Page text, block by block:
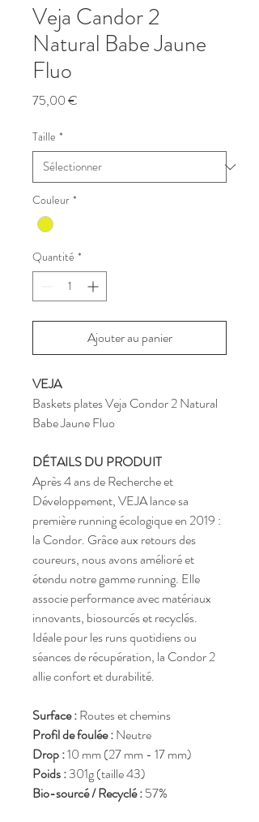
Veja Candor 2
Natural Babe Jaune
Fluo
75,00 €
Taille *
Couleur *
Quantité *
Ajouter au panier
VEJA
Baskets plates Veja Condor 2 Natural
Babe Jaune Fluo
DÉTAILS DU PRODUIT
Après 4 ans de Recherche et
Développement, VEJA lance sa
première running écologique en 2019 :
la Condor. Grâce aux retours des
coureurs, nous avons amélioré et
étendu notre gamme running. Elle
associe performance avec matériaux
innovants, biosourcés et recyclés.
Idéale pour les runs quotidiens ou
séances de récupération, la Condor 2
allie confort et durabilité.
Surface :Routes et chemins
Profil de foulée :Neutre
Drop :10 mm (27 mm - 17 mm)
Poids :301g (taille 43)
Bio-sourcé / Recyclé :57%